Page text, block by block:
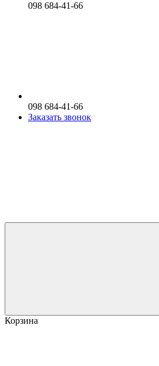
098 684-41-66
098 684-41-66
Заказать звонок
Корзина